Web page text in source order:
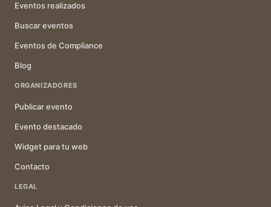
Eventos realizados
Buscar eventos
Eventos de Compliance
Blog
ORGANIZADORES
Publicar evento
Evento destacado
Widget para tu web
Contacto
LEGAL